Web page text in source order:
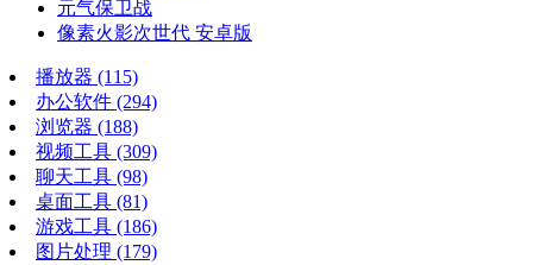
元气保卫战
像素火影次世代 安卓版
播放器 (115)
办公软件 (294)
浏览器 (188)
视频工具 (309)
聊天工具 (98)
桌面工具 (81)
游戏工具 (186)
图片处理 (179)